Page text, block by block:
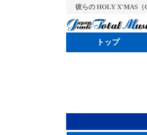
彼らの HOLY X'MAS（
トップ